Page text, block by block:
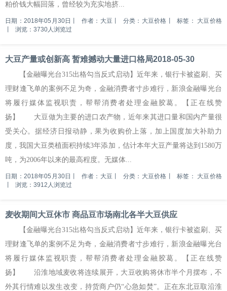
粕价钱大幅回落，曾经较为充实地挤...
日期：2018年05月30日 作者：大豆 分类：大豆价格 标签： 大豆价格
浏览：3730人浏览过
大豆产量或创新高 暂难撼动大量进口格局2018-05-30
【金融曝光台315出格勾当反式启动】近年来，银行卡被盗刷、买
理财逢飞单的案例不足为奇，金融消费者寸步难行，新浪金融曝光台
将履行媒体监视职责，帮帮消费者处理金融胶葛。【正在线赞
扬】 大豆做为主要的进口农产物，近年来其进口量和国内产量很
受关心。据经济日报动静，果为收购价上落，加上国度加大补助力
度，我国大豆类植面积持续3年添加，估计本年大豆产量将达到1580万
吨，为2006年以来的最高程度。无媒体...
日期：2018年05月30日 作者：大豆 分类：大豆价格 标签： 大豆价格
浏览：3912人浏览过
麦收期间大豆休市 商品豆市场南北各半大豆供应
【金融曝光台315出格勾当反式启动】近年来，银行卡被盗刷、买
理财逢飞单的案例不足为奇，金融消费者寸步难行，新浪金融曝光台
将履行媒体监视职责，帮帮消费者处理金融胶葛。【正在线赞
扬】 沿淮地域麦收将连续展开，大豆收购将休市半个月摆布，不
外其行情难以发生改变，持货商户仍“心急如焚”。正在东北豆取沿淮